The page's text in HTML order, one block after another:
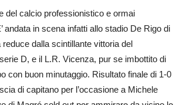
del calcio professionistico e ormai
in scena infatti allo stadio De Rigo di
dalla scintillante vittoria del
D, e il L.R. Vicenza, pur se imbottito di
con buon minutaggio. Risultato finale di 1-0
di capitano per l’occasione a Michele